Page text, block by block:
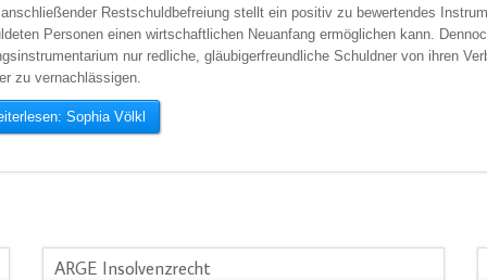
anschließender Restschuldbefreiung stellt ein positiv zu bewertendes
Personen einen wirtschaftlichen Neuanfang ermöglichen kann.
nur redliche, gläubigerfreundliche Schuldner von ihren
zu vernachlässigen.
Sophia Völkl
ARGE Insolvenzrecht